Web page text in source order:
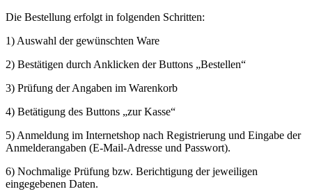
Die Bestellung erfolgt in folgenden Schritten:
1) Auswahl der gewünschten Ware
2) Bestätigen durch Anklicken der Buttons „Bestellen“
3) Prüfung der Angaben im Warenkorb
4) Betätigung des Buttons „zur Kasse“
5) Anmeldung im Internetshop nach Registrierung und Eingabe der
Anmelderangaben (E-Mail-Adresse und Passwort).
6) Nochmalige Prüfung bzw. Berichtigung der jeweiligen
eingegebenen Daten.